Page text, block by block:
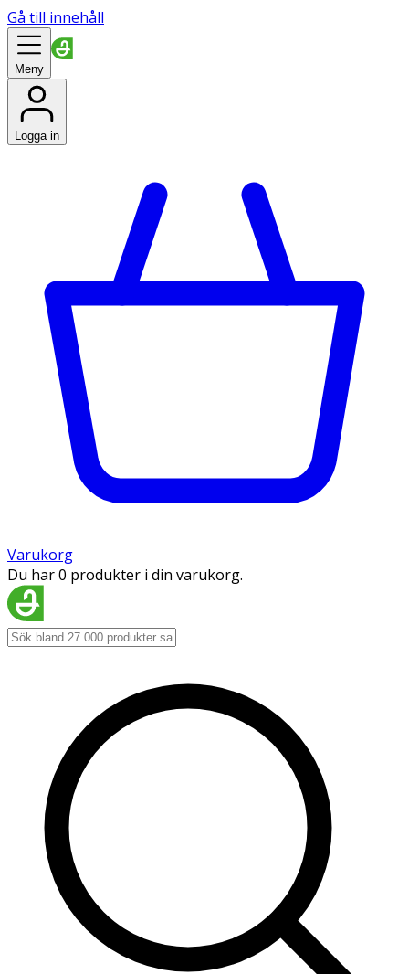
Gå till innehåll
Meny
Logga in
Varukorg
Du har 0 produkter i din varukorg.